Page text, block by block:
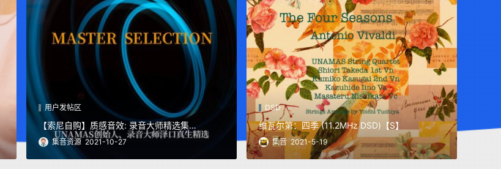
电脑音乐软件推荐 音乐基础知识
用户发帖区
【索尼自购】质感音效: 录音大师精选集
(11.2MHz DSD)
集音资源 2021-10-27
DSD
维瓦尔第：四季 (11.2MHz DSD)【S】
集音 2021-5-19